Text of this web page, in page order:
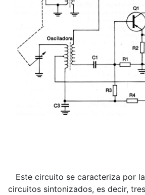
Este circuito se caracteriza por
circuitos sintonizados, es decir,